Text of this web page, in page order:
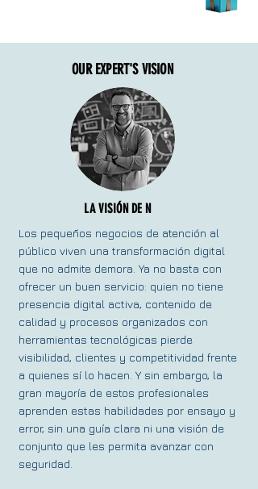
OUR EXPERT'S VISION
LA VISIÓN DE N
Los pequeños negocios de atención al
público viven una transformación digital
que no admite demora. Ya no basta con
ofrecer un buen servicio: quien no tiene
presencia digital activa, contenido de
calidad y procesos organizados con
herramientas tecnológicas pierde
visibilidad, clientes y competitividad frente
a quienes sí lo hacen. Y sin embargo, la
gran mayoría de estos profesionales
aprenden estas habilidades por ensayo y
error, sin una guía clara ni una visión de
conjunto que les permita avanzar con
seguridad.